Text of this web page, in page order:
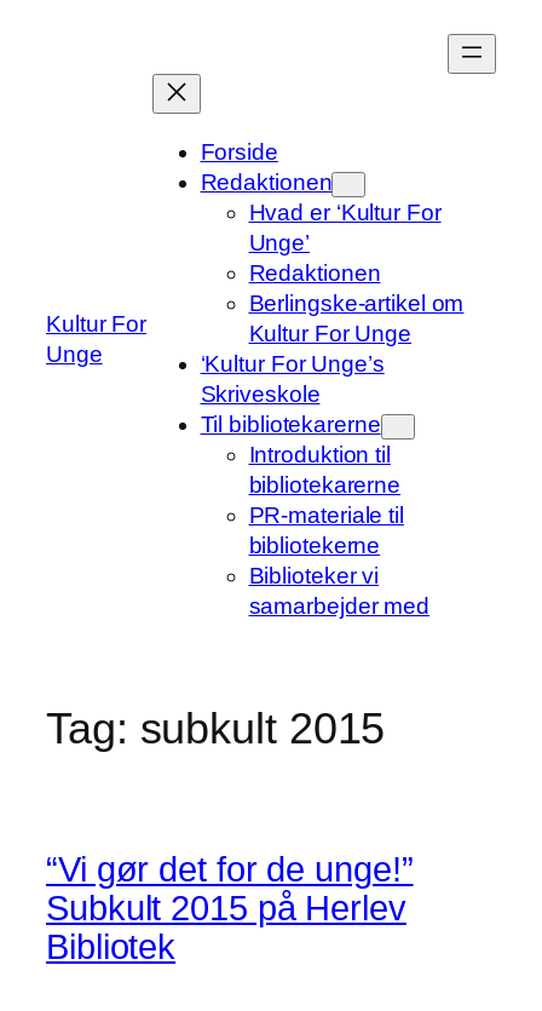
Kultur For
Unge
Forside
Redaktionen
Hvad er ‘Kultur For
Unge’
Redaktionen
Berlingske-artikel om
Kultur For Unge
‘Kultur For Unge’s
Skriveskole
Til bibliotekarerne
Introduktion til
bibliotekarerne
PR-materiale til
bibliotekerne
Biblioteker vi
samarbejder med
Tag: subkult 2015
“Vi gør det for de unge!”
Subkult 2015 på Herlev
Bibliotek